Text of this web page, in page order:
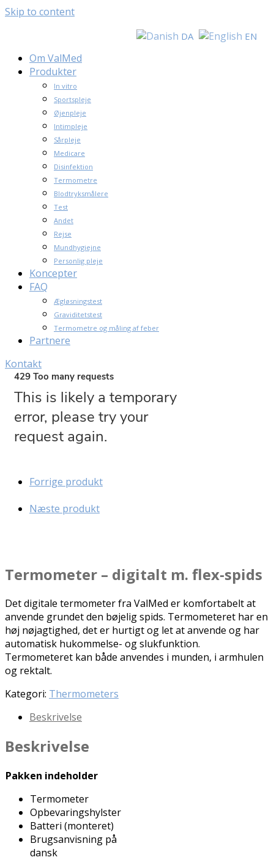
Skip to content
DA EN
Om ValMed
Produkter
In vitro
Sportspleje
Øjenpleje
Intimpleje
Sårpleje
Medicare
Disinfektion
Termometre
Blodtryksmålere
Test
Andet
Rejse
Mundhygiejne
Personlig pleje
Koncepter
FAQ
Ægløsningstest
Graviditetstest
Termometre og måling af feber
Partnere
Kontakt
Forrige produkt
Næste produkt
Termometer – digitalt m. flex-spids
Det digitale termometer fra ValMed er komfortabelt at
anvende grundet den bøjelig spids. Termometeret har en
høj nøjagtighed, det er hurtigt og let at anvende og har
automatisk hukommelse- og slukfunktion.
Termometeret kan både anvendes i munden, i armhulen
og rektalt.
Kategori: Thermometers
Beskrivelse
Beskrivelse
Pakken indeholder
Termometer
Opbevaringshylster
Batteri (monteret)
Brugsanvisning på
dansk